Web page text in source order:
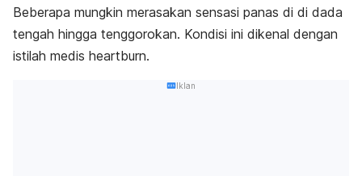
Beberapa mungkin merasakan sensasi panas di di dada
tengah hingga tenggorokan. Kondisi ini dikenal dengan
istilah medis heartburn.
Iklan